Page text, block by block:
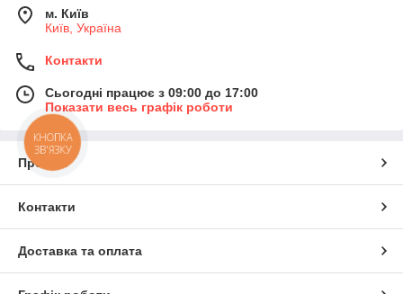
м. Київ
Київ, Україна
Контакти
Сьогодні працює з 09:00 до 17:00
Показати весь графік роботи
Про нас
Контакти
Доставка та оплата
КНОПКА
ЗВ'ЯЗКУ